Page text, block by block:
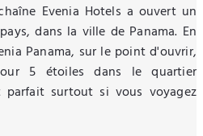
Evenia Hotels a ouvert un
dans la ville de Panama. En
Panama, sur le point d'ouvrir,
5 étoiles dans le quartier
surtout si vous voyagez